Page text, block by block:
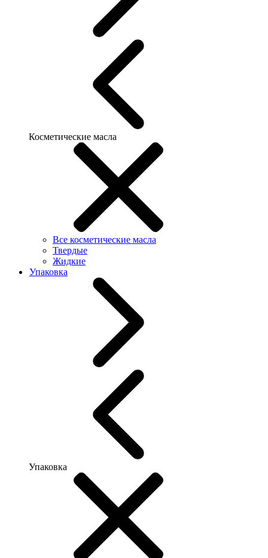
Косметические масла
Все косметические масла
Твердые
Жидкие
Упаковка
Упаковка